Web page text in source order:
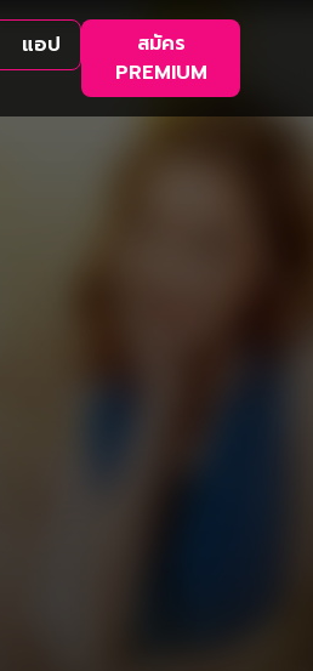
แอป
สมัคร
PREMIUM